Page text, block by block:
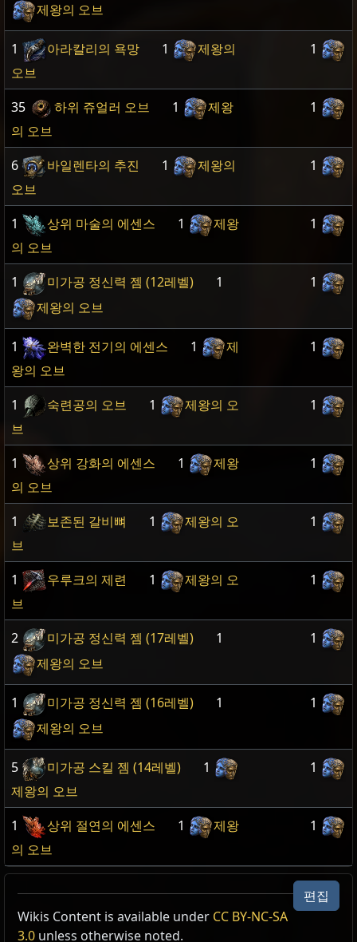
제왕의 오브
1 아라칼리의 욕망 1
제왕의
오브
1
35 하위 쥬얼러 오브 1
제왕
의 오브
1
6 바일렌타의 추진 1
제왕의
오브
1
1 상위 마술의 에센스 1
제왕
의 오브
1
1 미가공 정신력 젬 (12레벨)
1
제왕의 오브
1
1 완벽한 전기의 에센스 1
제
왕의 오브
1
1 숙련공의 오브 1
제왕의 오
브
1
1 상위 강화의 에센스 1
제왕
의 오브
1
1 보존된 갈비뼈 1
제왕의 오
브
1
1 우루크의 제련 1
제왕의 오
브
1
2 미가공 정신력 젬 (17레벨)
1
제왕의 오브
1
1 미가공 정신력 젬 (16레벨)
1
제왕의 오브
1
5 미가공 스킬 젬 (14레벨)
1
제왕의 오브
1
1 상위 절연의 에센스 1
제왕
의 오브
1
편집
Wikis Content is available under CC BY-NC-SA
3.0 unless otherwise noted.